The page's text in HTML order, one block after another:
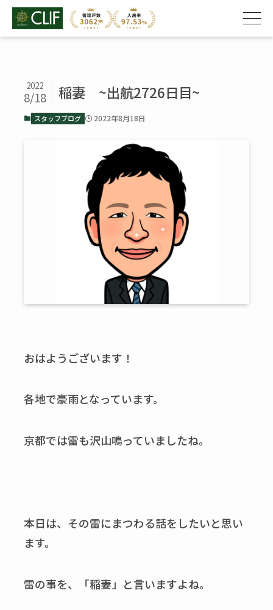
稲妻 ~出航2726日目~
2022
8/18
スタッフブログ 2022年8月18日
おはようございます！
各地で豪雨となっています。
京都では雷も沢山鳴っていましたね。
本日は、その雷にまつわる話をしたいと思い
ます。
雷の事を、「稲妻」と言いますよね。